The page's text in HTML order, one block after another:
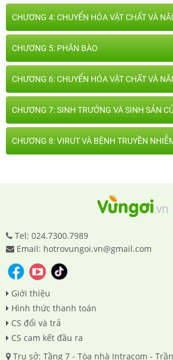
CHƯƠNG 5: PHÂN BÀO
CHƯƠNG 7: SINH TRƯỞNG VÀ SINH SẢN
CHƯƠNG 8: VIRUT VÀ BỆNH TRUYỀN
Tel: 024.7300.7989
Email: hotrovungoi.vn@gmail.com
Giới thiệu
Hình thức thanh toán
CS đổi và trả
CS cam kết đầu ra
Trụ sở: Tầng 7 - Tòa nhà Intracom -